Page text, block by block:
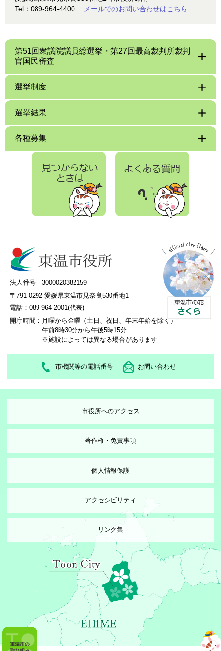
Tel：089-964-4400
メールでのお問い合わせはこちら
第51回衆議院議員総選挙・第27回最高裁判所裁判
官国民審査
選挙制度
選挙結果
各種募集
法人番号 3000020382159
〒791-0292 愛媛県東温市見奈良530番地1
電話：089-964-2001(代表)
開庁時間： 月曜から金曜（土日、祝日、年末年始を除く）
午前8時30分から午後5時15分
※施設によっては異なる場合があります
市機関等の電話番号 お問い合わせ
市役所へのアクセス
著作権・免責事項
個人情報保護
アクセシビリティ
リンク集